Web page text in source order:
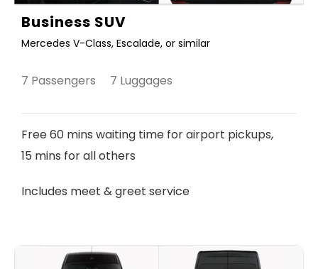
Business SUV
Mercedes V-Class, Escalade, or similar
7 Passengers 7 Luggages
Free 60 mins waiting time for airport pickups,
15 mins for all others
Includes meet & greet service